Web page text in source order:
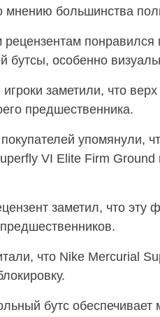
мнению большинства
понравился
бутсы, особенно
заметили, что
предшественника.
упомянули,
VI Elite Firm
заметил, что эту
что Nike Mercurial
бутс обеспечивает